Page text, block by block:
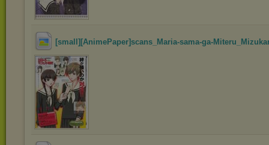
[small][AnimePaper]scans_Maria-sama-ga-